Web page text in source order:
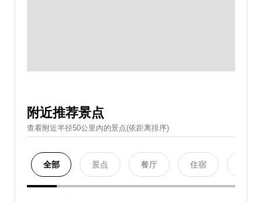
附近推荐景点
查看附近半径50公里內的景点(依距离排序)
全部 景点 餐厅 住宿